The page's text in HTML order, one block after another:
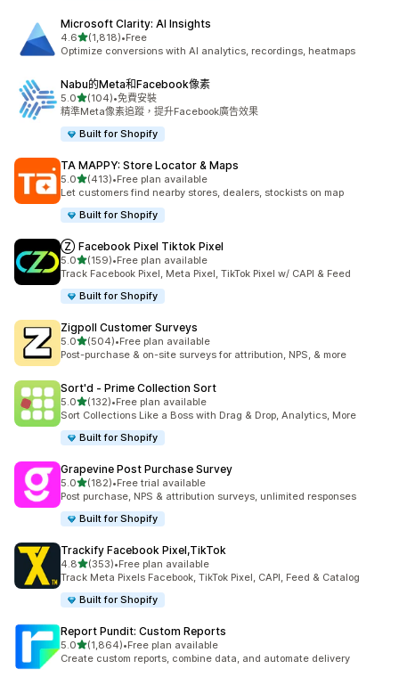
Microsoft Clarity: AI Insights
4.6滿分 5 顆星
(1,818)
共有 1818 則評價
•Free
Optimize conversions with AI analytics, recordings, heatmaps
Nabu的Meta和Facebook像素
5.0滿分 5 顆星
(104)
共有 104 則評價
•免費安裝
精準Meta像素追蹤，提升Facebook廣告效果
Built for Shopify
TA MAPPY: Store Locator & Maps
5.0滿分 5 顆星
(413)
共有 413 則評價
•Free plan available
Let customers find nearby stores, dealers, stockists on map
Built for Shopify
Ⓩ Facebook Pixel Tiktok Pixel
5.0滿分 5 顆星
(159)
共有 159 則評價
•Free plan available
Track Facebook Pixel, Meta Pixel, TikTok Pixel w/ CAPI & Feed
Built for Shopify
Zigpoll Customer Surveys
5.0滿分 5 顆星
(504)
共有 504 則評價
•Free plan available
Post-purchase & on-site surveys for attribution, NPS, & more
Sort'd ‑ Prime Collection Sort
5.0滿分 5 顆星
(132)
共有 132 則評價
•Free plan available
Sort Collections Like a Boss with Drag & Drop, Analytics, More
Built for Shopify
Grapevine Post Purchase Survey
5.0滿分 5 顆星
(182)
共有 182 則評價
•Free trial available
Post purchase, NPS & attribution surveys, unlimited responses
Built for Shopify
Trackify Facebook Pixel,TikTok
4.8滿分 5 顆星
(353)
共有 353 則評價
•Free plan available
Track Meta Pixels Facebook, TikTok Pixel, CAPI, Feed & Catalog
Built for Shopify
Report Pundit: Custom Reports
5.0滿分 5 顆星
(1,864)
共有 1864 則評價
•Free plan available
Create custom reports, combine data, and automate delivery